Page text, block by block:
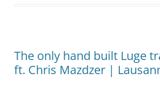
The only hand built Luge
ft. Chris Mazdzer |